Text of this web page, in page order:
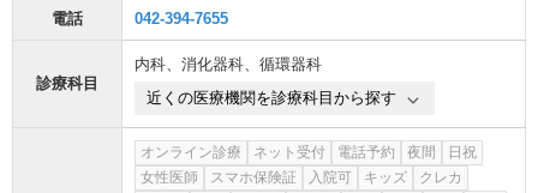
電話 042-394-7655
診療科目
内科、 消化器科、 循環器科
近くの医療機関を診療科目から探す
オンライン診療 ネット受付 電話予約 夜間
日祝
女性医師
スマホ保険証 入院可 キッズ
クレカ